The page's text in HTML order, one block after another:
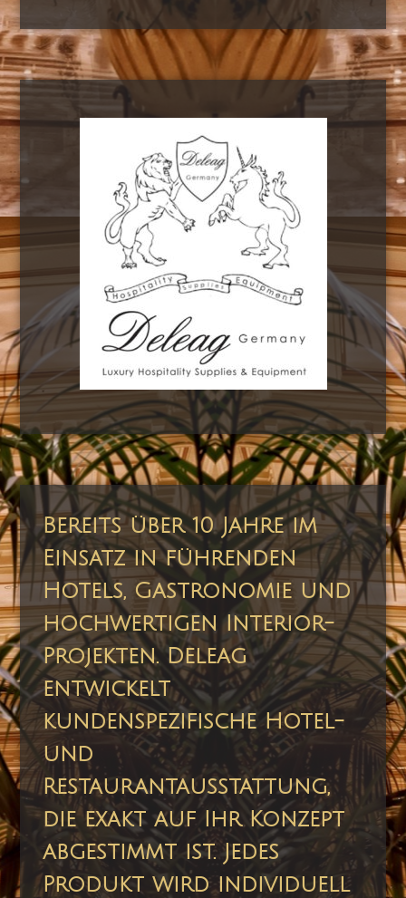
Bereits über 10 Jahre im
Einsatz in führenden
Hotels, Gastronomie und
hochwertigen Interior-
Projekten. Deleag
entwickelt
kundenspezifische Hotel-
und
Restaurantausstattung,
die exakt auf Ihr Konzept
abgestimmt ist. Jedes
Produkt wird individuell